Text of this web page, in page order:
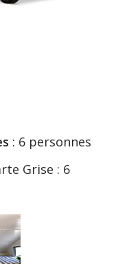
: 6 personnes
Grise : 6